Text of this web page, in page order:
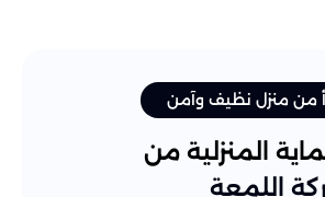
من منزل نظيف وآمن
المنزلية من
اللمعة